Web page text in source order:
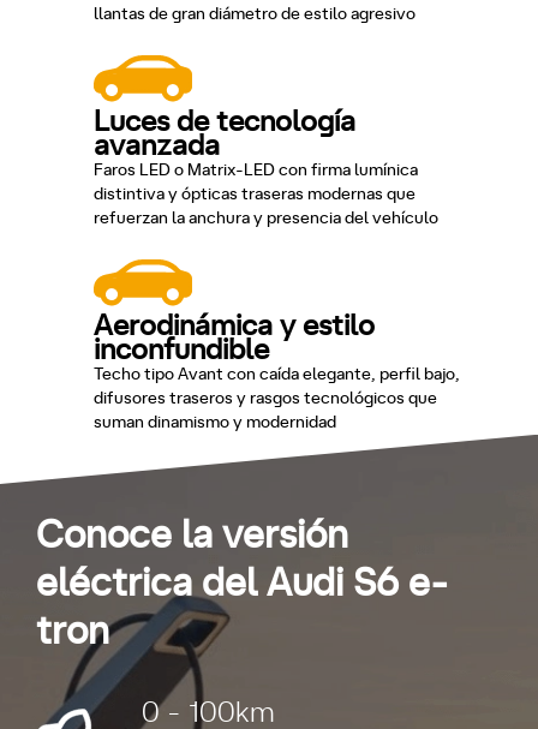
llantas de gran diámetro de estilo agresivo
Luces de tecnología
avanzada
Faros LED o Matrix-LED con firma lumínica
distintiva y ópticas traseras modernas que
refuerzan la anchura y presencia del vehículo
Aerodinámica y estilo
inconfundible
Techo tipo Avant con caída elegante, perfil bajo,
difusores traseros y rasgos tecnológicos que
suman dinamismo y modernidad
Conoce la versión
eléctrica del Audi S6 e-
tron
0 - 100km